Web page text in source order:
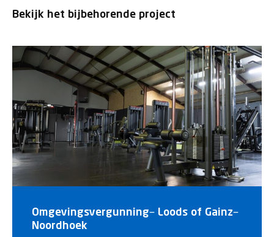
Bekijk het bijbehorende project
Omgevingsvergunning– Loods of Gainz–
Noordhoek